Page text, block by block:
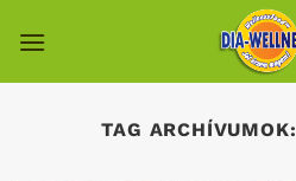
TAG ARCHÍVUMOK: